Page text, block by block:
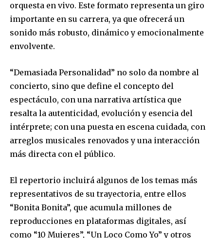
orquesta en vivo. Este formato representa un giro
importante en su carrera, ya que ofrecerá un
sonido más robusto, dinámico y emocionalmente
envolvente.
“Demasiada Personalidad” no solo da nombre al
concierto, sino que define el concepto del
espectáculo, con una narrativa artística que
resalta la autenticidad, evolución y esencia del
intérprete; con una puesta en escena cuidada, con
arreglos musicales renovados y una interacción
más directa con el público.
El repertorio incluirá algunos de los temas más
representativos de su trayectoria, entre ellos
“Bonita Bonita”, que acumula millones de
reproducciones en plataformas digitales, así
como “10 Mujeres”, “Un Loco Como Yo” y otros